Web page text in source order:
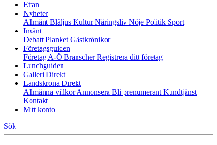
Ettan
Nyheter
Allmänt Blåljus KulturNäringsliv Nöje Politik Sport
Insänt
Debatt Planket Gästkrönikor
Företagsguiden
Företag A-Ö BranscherRegistrera ditt företag
Lunchguiden
Galleri Direkt
Landskrona Direkt
Allmänna villkorAnnonsera Bli prenumerant Kundtjänst
Kontakt
Mitt konto
Sök